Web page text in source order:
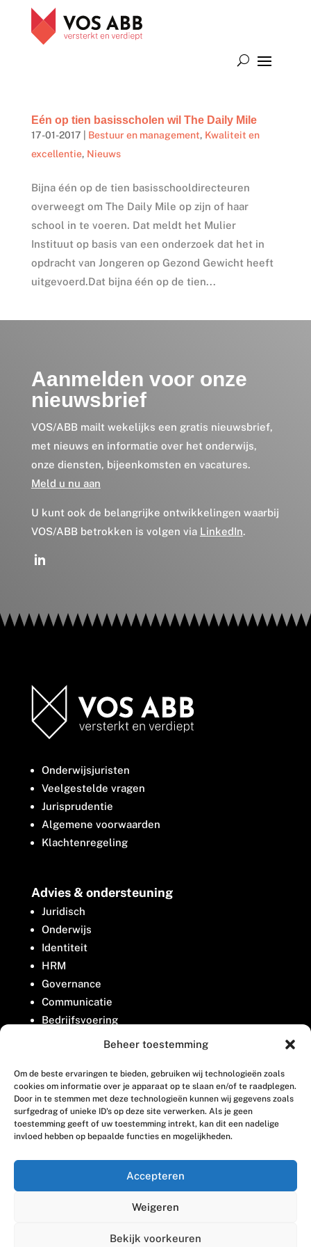
Beheer toestemming
Om de beste ervaringen te bieden, gebruiken wij technologieën zoals
cookies om informatie over je apparaat op te slaan en/of te raadplegen.
Door in te stemmen met deze technologieën kunnen wij gegevens zoals
surfgedrag of unieke ID's op deze site verwerken. Als je geen
toestemming geeft of uw toestemming intrekt, kan dit een nadelige
invloed hebben op bepaalde functies en mogelijkheden.
Accepteren
Weigeren
Bekijk voorkeuren
Eén op tien basisscholen wil The Daily Mile
17-01-2017 Bestuur en management, Kwaliteit en
excellentie, Nieuws
Bijna één op de tien basisschooldirecteuren
overweegt om The Daily Mile op zijn of haar
school in te voeren. Dat meldt het Mulier
Instituut op basis van een onderzoek dat het in
opdracht van Jongeren op Gezond Gewicht heeft
uitgevoerd.Dat bijna één op de tien...
Aanmelden voor onze
nieuwsbrief
VOS/ABB mailt wekelijks een gratis nieuwsbrief,
met nieuws en informatie over het onderwijs,
onze diensten, bijeenkomsten en vacatures.
Meld u nu aan
U kunt ook de belangrijke ontwikkelingen waarbij
VOS/ABB betrokken is volgen via LinkedIn.
Onderwijsjuristen
Veelgestelde vragen
Jurisprudentie
Algemene voorwaarden
Klachtenregeling
Advies & ondersteuning
Juridisch
Onderwijs
Identiteit
HRM
Governance
Communicatie
Bedrijfsvoering
Belangenbehartiging
Contact
Houttuinlaan 8
3447 GM Woerden